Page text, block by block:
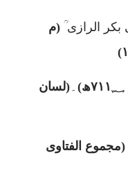
بکر الرازی (م
۷۱۱؁ھ) ۔(لسان
(مجموع الفتاوی